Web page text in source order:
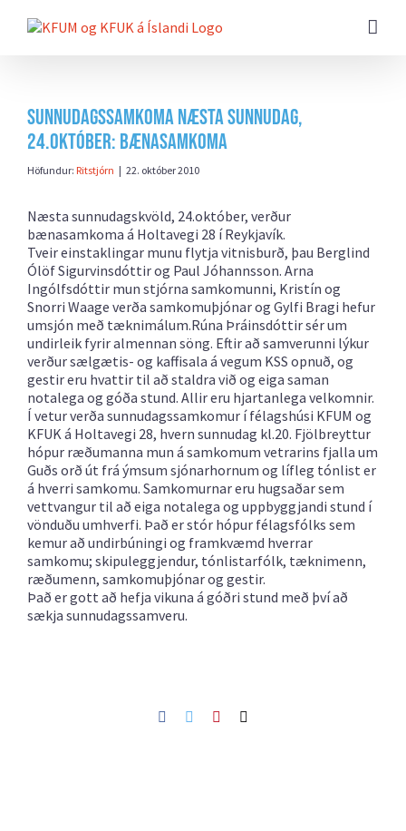
beint
Sunnudagssamkoma næsta sunnudag,
24.október: Bænasamkoma
Höfundur: Ritstjórn | 22. október 2010
Næsta sunnudagskvöld, 24.október, verður
bænasamkoma á Holtavegi 28 í Reykjavík.
Tveir einstaklingar munu flytja vitnisburð, þau Berglind
Ólöf Sigurvinsdóttir og Paul Jóhannsson. Arna
Ingólfsdóttir mun stjórna samkomunni, Kristín og
Snorri Waage verða samkomuþjónar og Gylfi Bragi hefur
umsjón með tæknimálum.Rúna Þráinsdóttir sér um
undirleik fyrir almennan söng. Eftir að samverunni lýkur
verður sælgætis- og kaffisala á vegum KSS opnuð, og
gestir eru hvattir til að staldra við og eiga saman
notalega og góða stund. Allir eru hjartanlega velkomnir.
Í vetur verða sunnudagssamkomur í félagshúsi KFUM og
KFUK á Holtavegi 28, hvern sunnudag kl.20. Fjölbreyttur
hópur ræðumanna mun á samkomum vetrarins fjalla um
Guðs orð út frá ýmsum sjónarhornum og lífleg tónlist er
á hverri samkomu. Samkomurnar eru hugsaðar sem
vettvangur til að eiga notalega og uppbyggjandi stund í
vönduðu umhverfi. Það er stór hópur félagsfólks sem
kemur að undirbúningi og framkvæmd hverrar
samkomu; skipuleggjendur, tónlistarfólk, tæknimenn,
ræðumenn, samkomuþjónar og gestir.
Það er gott að hefja vikuna á góðri stund með því að
sækja sunnudagssamveru.
Facebook
TwitterPinterest